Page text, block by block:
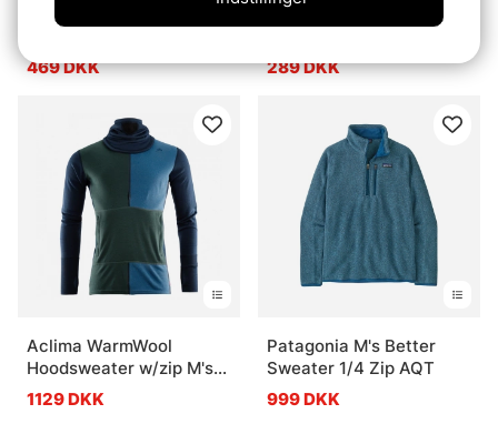
Westin Script Hoodie
469 DKK
SQRTN Grayling Trucker
289 DKK
Aclima WarmWool
Hoodsweater w/zip M's
Navy Blazer/Green
Gables/Coastal Fjord
1129 DKK
Patagonia M's Better
Sweater 1/4 Zip AQT
999 DKK